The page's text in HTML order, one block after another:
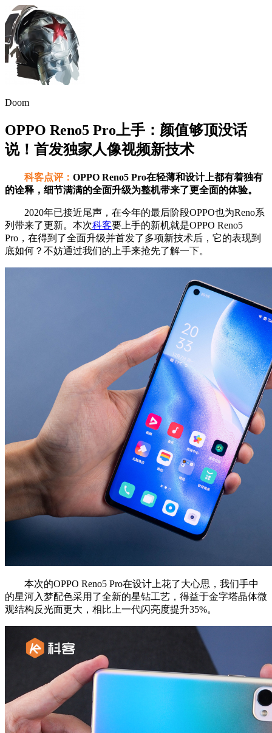
Doom
OPPO Reno5 Pro上手：颜值够顶没话
说！首发独家人像视频新技术
科客点评： OPPO Reno5 Pro在轻薄和设计上都有着独有
的诠释，细节满满的全面升级为整机带来了更全面的体验。
2020年已接近尾声，在今年的最后阶段OPPO也为Reno系
列带来了更新。本次科客要上手的新机就是OPPO Reno5
Pro，在得到了全面升级并首发了多项新技术后，它的表现到
底如何？不妨通过我们的上手来抢先了解一下。
本次的OPPO Reno5 Pro在设计上花了大心思，我们手中
的星河入梦配色采用了全新的星钻工艺，得益于金字塔晶体微
观结构反光面更大，相比上一代闪亮度提升35%。